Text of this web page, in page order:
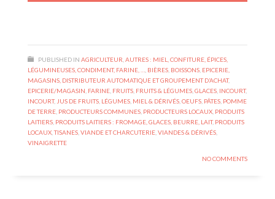
PUBLISHED IN AGRICULTEUR AUTRES : MIEL, CONFITURE, ÉPICES,
LÉGUMINEUSES, CONDIMENT, FARINE, …
BIÈRES BOISSONS EPICERIE,
MAGASINS, DISTRIBUTEUR AUTOMATIQUE ET GROUPEMENT D’ACHAT,
EPICERIE/MAGASIN FARINE FRUITS FRUITS & LÉGUMES GLACES INCOURT,
INCOURT, JUS DE FRUITS LÉGUMES MIEL & DÉRIVÉS OEUFS PÂTES POMME
DE TERRE PRODUCTEURS COMMUNES PRODUCTEURS LOCAUX PRODUITS
LAITIERS PRODUITS LAITIERS : FROMAGE, GLACES, BEURRE, LAIT, PRODUITS
LOCAUX ,TISANES VIANDE ET CHARCUTERIE VIANDES & DÉRIVÉS
VINAIGRETTE
NO COMMENTS